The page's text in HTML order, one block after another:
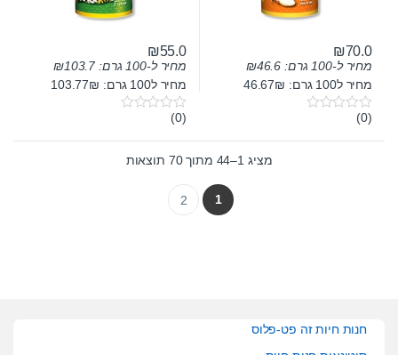
₪70.0
מחיר ל-100 גרם: ₪46.6
מחיר ל100 גרם: 46.67₪
0
u
(0)
₪55.0
מחיר ל-100 גרם: ₪103.7
מחיר ל100 גרם: 103.77₪
0
u
t
f
5
(0)
מציג 1–44 מתוך 70 תוצאות
1
2
חנות חיות זה פט-פלוס